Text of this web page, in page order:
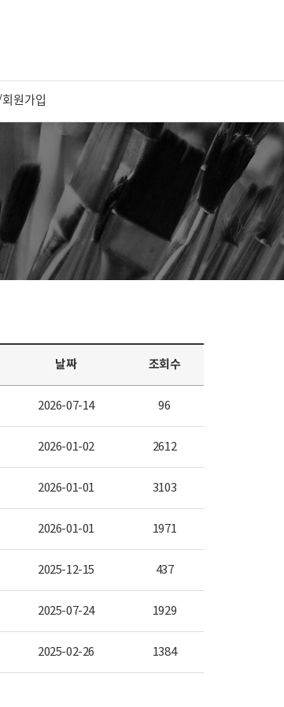
날짜 조회수
2026-07-14 96
2026-01-02 2612
2026-01-01 3103
2026-01-01 1971
2025-12-15 437
2025-07-24 1929
2025-02-26 1384